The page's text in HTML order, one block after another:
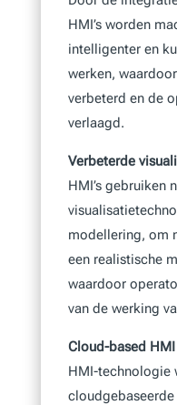
HMI’s worden
intelligenter en
werken,
verbeterd en de
verlaagd.
Verbeterde
HMI’s gebruiken
modellering, om
een realistische
waardoor
van de werking
Cloud-based HMI
HMI-technologie